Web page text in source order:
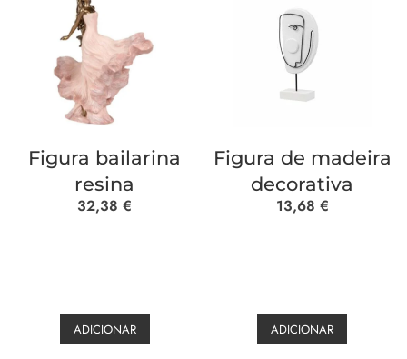
Figura bailarina
resina
32,38€
ADICIONAR
Figura de madeira
decorativa
13,68 €
ADICIONAR